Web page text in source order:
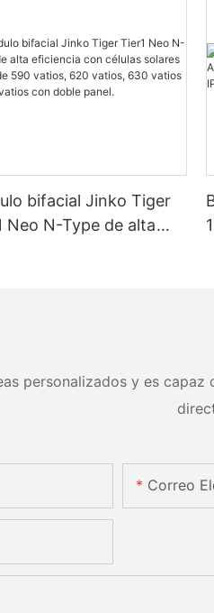
bifacial Jinko Tiger
Neo N-Type de alta
personalizados y es
Correo